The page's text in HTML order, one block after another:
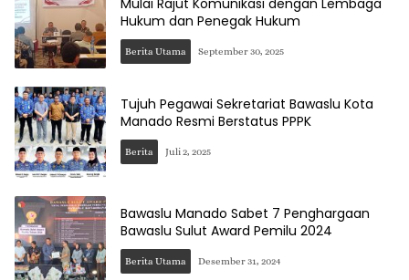
Hukum dan Penegak Hukum
Berita Utama September 30, 2025
Tujuh Pegawai Sekretariat Bawaslu Kota
Manado Resmi Berstatus PPPK
Berita Juli 2, 2025
Bawaslu Manado Sabet 7 Penghargaan
Bawaslu Sulut Award Pemilu 2024
Berita Utama Desember 31, 2024